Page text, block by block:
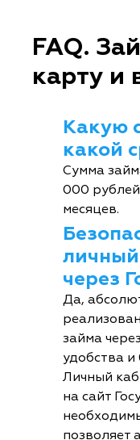
FAQ.
карту и
Какую
какой
Сумма
000
месяцев.
через
Да,
займа
удобства
Личный
на сайт
позволяет